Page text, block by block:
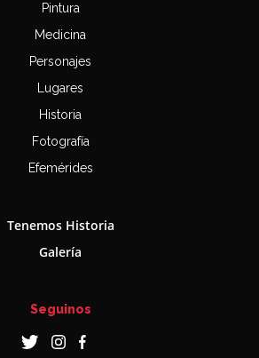
Pintura
Medicina
Personajes
Lugares
Historia
Fotografía
Efemérides
Tenemos Historia
Galería
Seguinos